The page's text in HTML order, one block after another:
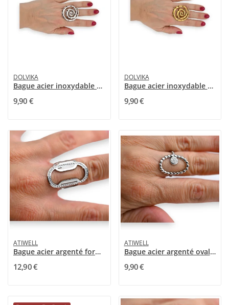
DOLVIKA
Bague acier inoxydable Spirale Argentée Ajustable
9,90 €
DOLVIKA
Bague acier inoxydable Spirale Dorée Ajustable
9,90 €
ATIWELL
Bague acier argenté forme géométrique ovale
12,90 €
ATIWELL
Bague acier argenté ovale rond strass
9,90 €